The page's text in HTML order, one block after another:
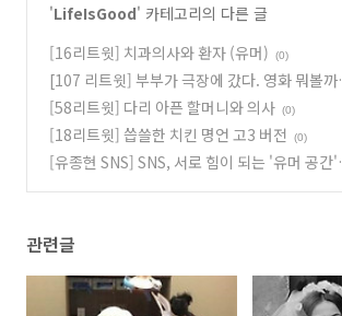
'LifeIsGood' 카테고리의 다른 글
[16리트윗] 치과의사와 환자 (유머)
(0)
[107 리트윗] 부부가 극장에 갔다. 영화 뭐볼까?
아저씨 볼래? 악마 볼래?
(0)
[58리트윗] 다리 아픈 할머니와 의사 (0)
[18리트윗] 씁쓸한 치킨 명언 고3 버전 (0)
[유종현 SNS] SNS, 서로 힘이 되는 '유머 공간'
관련글